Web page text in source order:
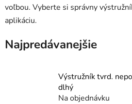
voľbou. Vyberte si správny
aplikáciu.
Najpredávanejšie
Výstružník tvrd.
dlhý
Na objednávku